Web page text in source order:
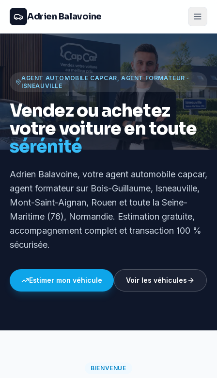
Adrien Balavoine
AGENT AUTOMOBILE CAPCAR, AGENT FORMATEUR ·
ISNEAUVILLE
Vendez ou achetez
votre voiture en toute
sérénité
Adrien Balavoine, votre agent automobile capcar,
agent formateur sur Bois-Guillaume, Isneauville,
Mont-Saint-Aignan, Rouen et toute la Seine-
Maritime (76), Normandie. Estimation gratuite,
accompagnement complet et transaction 100 %
sécurisée.
Estimer mon véhicule Voir les véhicules
BIENVENUE